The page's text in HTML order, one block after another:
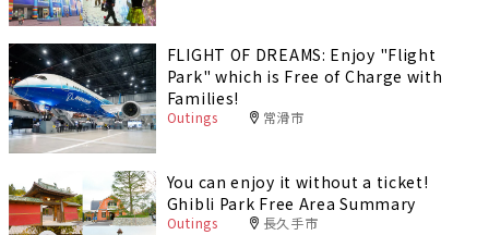
FLIGHT OF DREAMS: Enjoy "Flight
Park" which is Free of Charge with
Families!
Outings 常滑市
You can enjoy it without a ticket!
Ghibli Park Free Area Summary
Outings 長久手市